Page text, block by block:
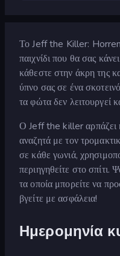
Το Jeff the Killer:
παιχνίδι που θα σας
κάθεστε στην άκρη της
ύπνο σας σε ένα
τα φώτα δεν λειτουργεί
Ο Jeff the killer αρπάζει
αναζητά με τον
σε κάθε γωνιά,
περιηγηθείτε στο σπίτι.
τα οποία μπορείτε να
βγείτε με ασφάλεια!
Ημερομηνία